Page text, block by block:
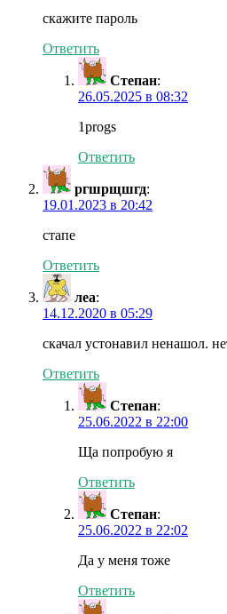
скажите пароль
Ответить
Степан:
26.05.2025 в 08:32
1progs
Ответить
ргшрщшгд:
19.01.2023 в 20:42
стапе
Ответить
леа:
14.12.2020 в 05:29
скачал устонавил ненашол.
Ответить
Степан:
25.06.2022 в 22:00
Ща попробую я
Ответить
Степан:
25.06.2022 в 22:02
Да у меня тоже
Ответить